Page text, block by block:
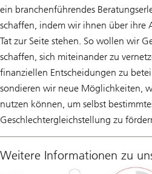
ein branchenführendes
schaffen, indem wir ihnen über ihre
Tat zur Seite stehen. So wollen wir
schaffen, sich miteinander zu
finanziellen Entscheidungen zu
sondieren wir neue Möglichkeiten,
nutzen können, um selbst
Geschlechtergleichstellung zu
Weitere Informationen zu